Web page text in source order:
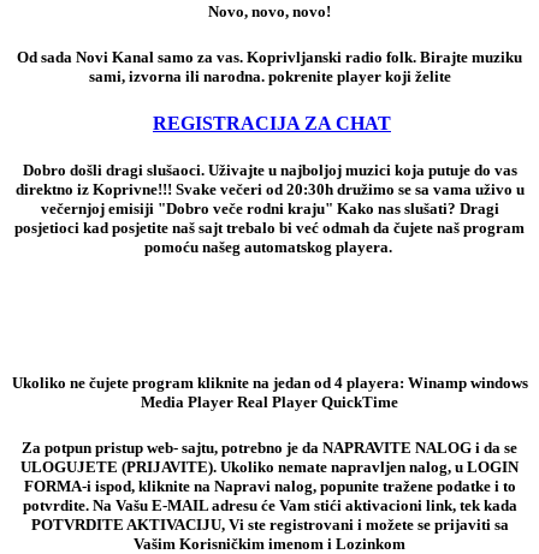
Novo, novo, novo!
Od sada Novi Kanal samo za vas. Koprivljanski radio folk. Birajte muziku
sami, izvorna ili narodna. pokrenite player koji želite
REGISTRACIJA ZA CHAT
Dobro došli dragi slušaoci. Uživajte u najboljoj muzici koja putuje do vas
direktno iz Koprivne!!! Svake večeri od 20:30h družimo se sa vama uživo u
večernjoj emisiji "Dobro veče rodni kraju" Kako nas slušati? Dragi
posjetioci kad posjetite naš sajt trebalo bi već odmah da čujete naš program
pomoću našeg automatskog playera.
Ukoliko ne čujete program kliknite na jedan od 4 playera: Winamp windows
Media Player Real Player QuickTime
Za potpun pristup web- sajtu, potrebno je da NAPRAVITE NALOG i da se
ULOGUJETE (PRIJAVITE). Ukoliko nemate napravljen nalog, u LOGIN
FORMA-i ispod, kliknite na Napravi nalog, popunite tražene podatke i to
potvrdite. Na Vašu E-MAIL adresu će Vam stići aktivacioni link, tek kada
POTVRDITE AKTIVACIJU, Vi ste registrovani i možete se prijaviti sa
Vašim Korisničkim imenom i Lozinkom